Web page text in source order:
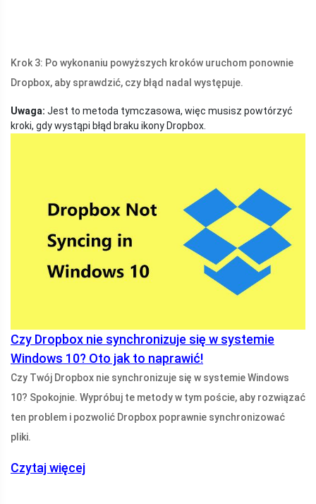
Krok 3: Po wykonaniu powyższych kroków uruchom ponownie
Dropbox, aby sprawdzić, czy błąd nadal występuje.
Uwaga: Jest to metoda tymczasowa, więc musisz powtórzyć
kroki, gdy wystąpi błąd braku ikony Dropbox.
Czy Dropbox nie synchronizuje się w systemie
Windows 10? Oto jak to naprawić!
Czy Twój Dropbox nie synchronizuje się w systemie Windows
10? Spokojnie. Wypróbuj te metody w tym poście, aby rozwiązać
ten problem i pozwolić Dropbox poprawnie synchronizować
pliki.
Czytaj więcej